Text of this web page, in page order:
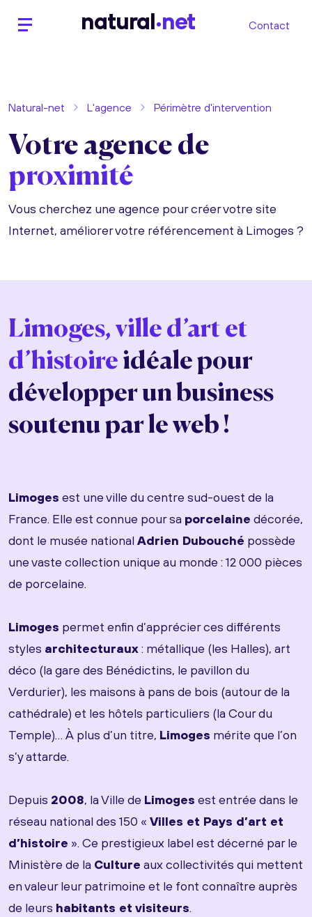
natural net Contact
Natural-net L'agence Périmètre d'intervention
Votre agence de
proximité
Vous cherchez une agence pour créer votre site
Internet, améliorer votre référencement à Limoges ?
Limoges, ville d’art et
d’histoire idéale pour
développer un business
soutenu par le web !
Limoges est une ville du centre sud-ouest de la
France. Elle est connue pour sa porcelaine décorée,
dont le musée national Adrien Dubouché possède
une vaste collection unique au monde : 12 000 pièces
de porcelaine.
Limoges permet enfin d’apprécier ces différents
styles architecturaux: métallique (les Halles), art
déco (la gare des Bénédictins, le pavillon du
Verdurier), les maisons à pans de bois (autour de la
cathédrale) et les hôtels particuliers (la Cour du
Temple)… À plus d’un titre, Limoges mérite que l’on
s’y attarde.
Depuis 2008, la Ville de Limoges est entrée dans le
réseau national des 150 « Villes et Pays d’art et
d’histoire ». Ce prestigieux label est décerné par le
Ministère de la Culture aux collectivités qui mettent
en valeur leur patrimoine et le font connaître auprès
de leurs habitants et visiteurs.